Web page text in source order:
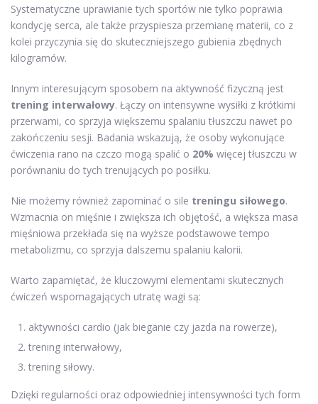
Systematyczne uprawianie tych sportów nie tylko poprawia
kondycję serca, ale także przyspiesza przemianę materii, co z
kolei przyczynia się do skuteczniejszego gubienia zbędnych
kilogramów.
Innym interesującym sposobem na aktywność fizyczną jest
trening interwałowy. Łączy on intensywne wysiłki z krótkimi
przerwami, co sprzyja większemu spalaniu tłuszczu nawet po
zakończeniu sesji. Badania wskazują, że osoby wykonujące
ćwiczenia rano na czczo mogą spalić o 20% więcej tłuszczu w
porównaniu do tych trenujących po posiłku.
Nie możemy również zapominać o sile treningu siłowego.
Wzmacnia on mięśnie i zwiększa ich objętość, a większa masa
mięśniowa przekłada się na wyższe podstawowe tempo
metabolizmu, co sprzyja dalszemu spalaniu kalorii.
Warto zapamiętać, że kluczowymi elementami skutecznych
ćwiczeń wspomagających utratę wagi są:
aktywności cardio (jak bieganie czy jazda na rowerze),
trening interwałowy,
trening siłowy.
Dzięki regularności oraz odpowiedniej intensywności tych form